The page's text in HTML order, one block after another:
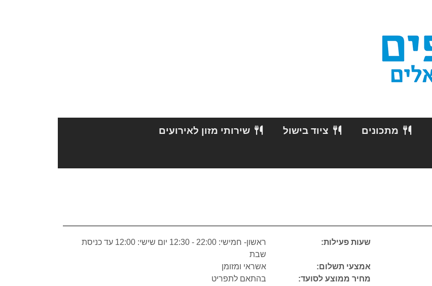
מתכונים ציוד בישול
שירותי מזון לאירועים
שעות פעילות:
ראשון- חמישי: 22:00 - 12:30 יום שישי: 12:00 עד כניסת
שבת
אמצעי תשלום:
אשראי ומזומן
מחיר ממוצע לסועד:
בהתאם לתפריט